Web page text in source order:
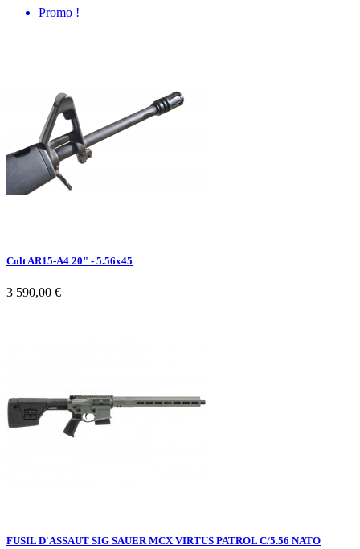
Promo !
Colt AR15-A4 20" - 5.56x45
3 590,00 €
FUSIL D'ASSAUT SIG SAUER MCX VIRTUS PATROL C/5.56 NATO